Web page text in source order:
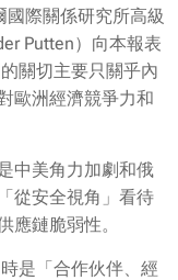
際關係研究所高級
Putten）向本報表
關切主要只關乎內
歐洲經濟競爭力和
中美角力加劇和俄
從安全視角」看待
應鏈脆弱性。
是「合作伙伴、經